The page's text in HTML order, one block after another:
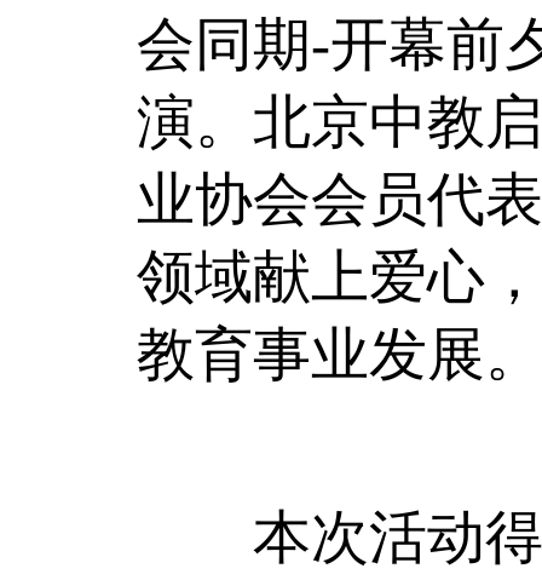
会同期-开幕前
演。北京中教
业协会会员代
领域献上爱心
教育事业发展。
本次活动得